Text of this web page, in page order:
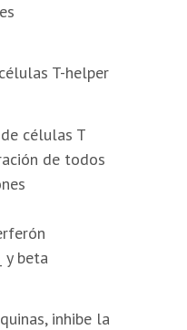
T-helper
células T
de todos
y beta
inhibe la